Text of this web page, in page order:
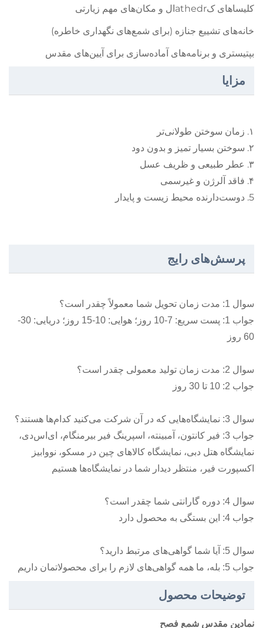
کلیساهای کathedrال و مکان‌های مهم زیارتی
خانه‌های تشییع جنازه (برای شمع‌های نگهداری خاطره)
بپتیستری و برنامه‌های آماده‌سازی برای آیین‌های مقدس
مزایا
۱. زمان سوختن طولانی‌تر
۲. سوختن بسیار تمیز و بدون دود
۳. عطر طبیعی و ظریف عسل
۴. فاقد آلرژن و غیرسمی
5. دوست‌دارنده محیط زیست و پایدار
پرسش‌های رایج
سوال 1: مدت زمان تحویل شما معمولاً چقدر است؟
جواب 1: پست سریع: 7-10 روز؛ هوایی: 10-15 روز؛ دریایی: 30-
60 روز
سوال 2: مدت زمان تولید معمولی چقدر است؟
جواب 2: 10 تا 30 روز
سوال 3: نمایشگاه‌هایی که در آن شرکت می‌کنید کدام‌ها هستند؟
جواب 3: فیر کانتون، آمبینته، اسپرینگ فیر بیرمنگام، ای‌اس‌دی،
نمایشگاه هتل دبی، نمایشگاه کالاهای چین در مسکو، نووابیز
اکسپورت فیر، منتظر دیدار شما در نمایشگاه‌ها هستیم
سوال 4: دوره گارانتی شما چقدر است؟
جواب 4: این بستگی به محصول دارد
سوال 5: آیا شما گواهی‌های مرتبط دارید؟
جواب 5: بله، ما همه گواهی‌های لازم را برای محصولاتمان داریم
توضیحات محصول
نمادین مقدس شمع فصح